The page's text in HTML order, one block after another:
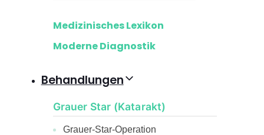
Medizinisches Lexikon
Moderne Diagnostik
Behandlungen
Grauer Star (Katarakt)
Grauer-Star-Operation